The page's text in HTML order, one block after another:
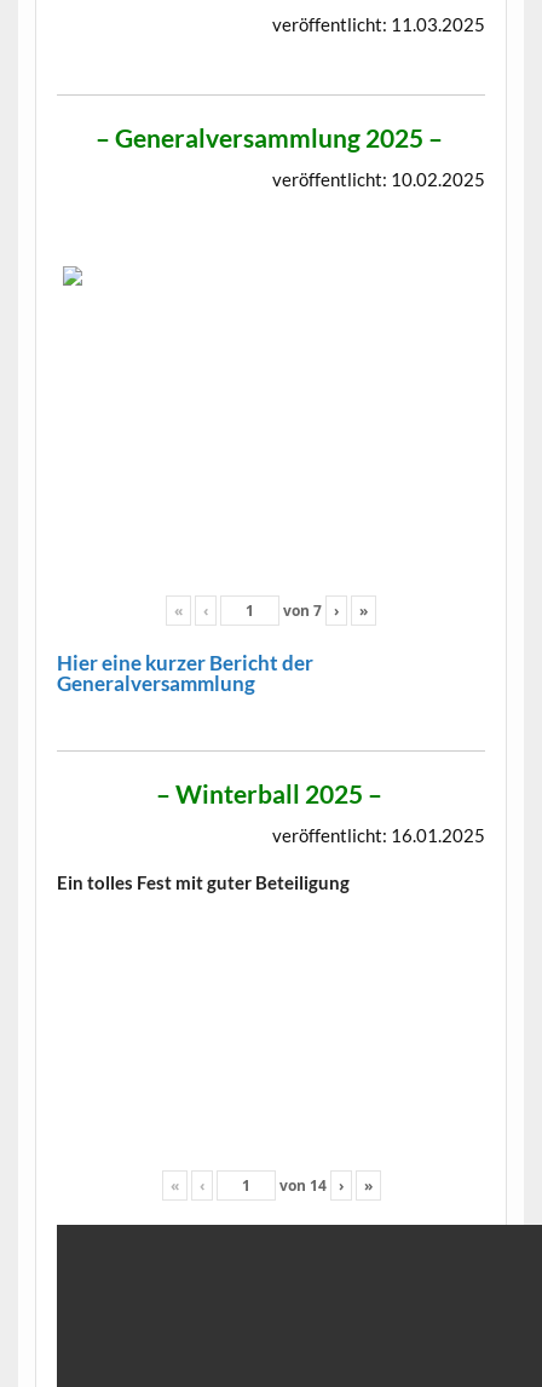
veröffentlicht: 11.03.2025
–Generalversammlung 2025 –
veröffentlicht: 10.02.2025
« ‹ von 7 › »
Hier eine kurzer Bericht der
Generalversammlung
–Winterball 2025 –
veröffentlicht: 16.01.2025
Ein tolles Fest mit guter Beteiligung
« ‹ von 14 › »